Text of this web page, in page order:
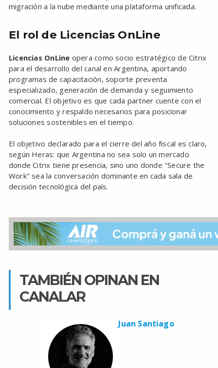
migración a la nube mediante una plataforma unificada.
El rol de Licencias OnLine
Licencias OnLine opera como socio estratégico de Citrix
para el desarrollo del canal en Argentina, aportando
programas de capacitación, soporte preventa
especializado, generación de demanda y seguimiento
comercial. El objetivo es que cada partner cuente con el
conocimiento y respaldo necesarios para posicionar
soluciones sostenibles en el tiempo.
El objetivo declarado para el cierre del año fiscal es claro,
según Heras: que Argentina no sea solo un mercado
donde Citrix tiene presencia, sino uno donde "Secure the
Work" sea la conversación dominante en cada sala de
decisión tecnológica del país.
TAMBIÉN OPINAN EN
CANALAR
Juan Santiago